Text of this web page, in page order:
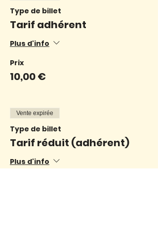
Type de billet
Tarif adhérent
Plus d'info
Prix
10,00 €
Vente expirée
Type de billet
Tarif réduit (adhérent)
Plus d'info